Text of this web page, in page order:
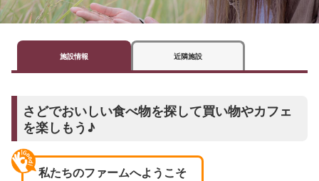
施設情報 近隣施設
さどでおいしい食べ物を探して買い物やカフェ
を楽しもう♪
私たちのファームへようこそ